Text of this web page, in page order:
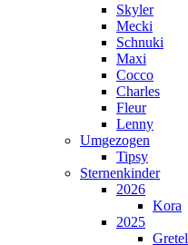
Skyler
Mecki
Schnuki
Maxi
Cocco
Charles
Fleur
Lenny
Umgezogen
Tipsy
Sternenkinder
2026
Kora
2025
Gretel